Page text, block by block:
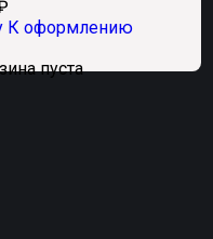
К оформлению
пуста